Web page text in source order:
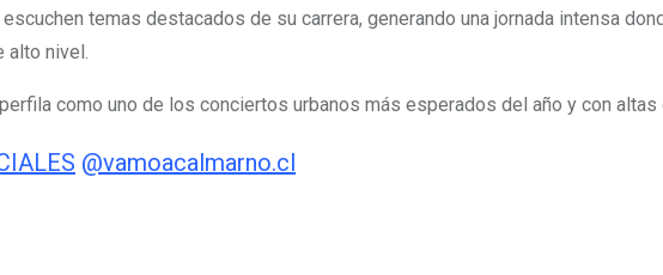
temas destacados de su carrera, generando una jornada intensa
alto nivel.
como uno de los conciertos urbanos más esperados del año y con
@vamoacalmarno.cl